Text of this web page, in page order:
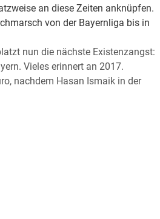
an diese Zeiten anknüpfen.
von der Bayernliga bis in
nun die nächste Existenzangst:
Vieles erinnert an 2017.
nachdem Hasan Ismaik in der